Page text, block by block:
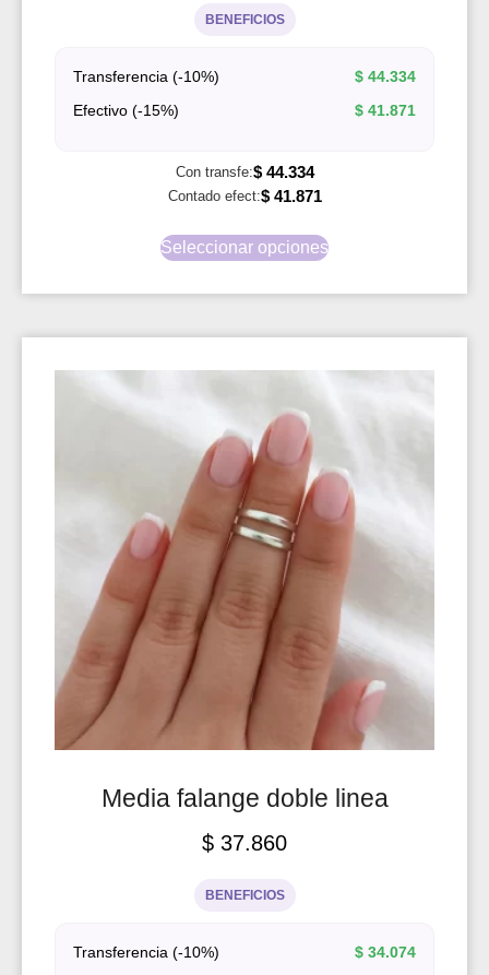
BENEFICIOS
Transferencia (-10%) $ 44.334
Efectivo (-15%)
$ 41.871
Con transfe:$44.334
Contado efect:$41.871
Seleccionar opciones
Media falange doble linea
$ 37.860
BENEFICIOS
Transferencia (-10%) $ 34.074